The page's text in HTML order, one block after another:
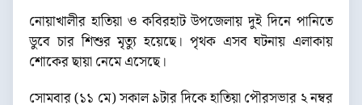
নোয়াখালীর হাতিয়া ও কবিরহাট উপজেলায় দুই দিনে পানিতে
ডুবে চার শিশুর মৃত্যু হয়েছে। পৃথক এসব ঘটনায় এলাকায়
শোকের ছায়া নেমে এসেছে।
সোমবার (১১ মে) সকাল ৯টার দিকে হাতিয়া পৌরসভার ২ নম্বর